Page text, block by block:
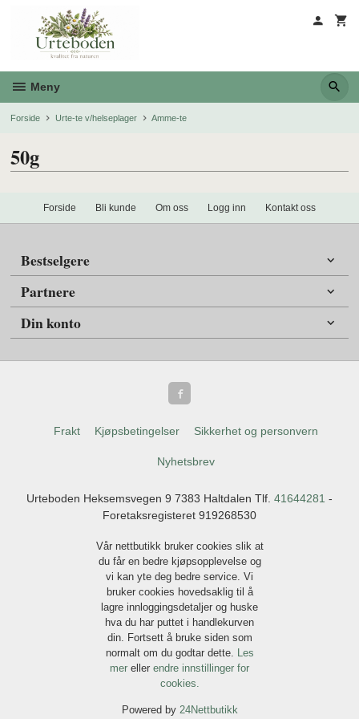
innholdet
Meny
Forside Urte-te v/helseplager Amme-te
50g
Forside Bli kunde Om oss Logg inn Kontakt oss
Bestselgere
Partnere
Din konto
Frakt Kjøpsbetingelser Sikkerhet og personvern
Nyhetsbrev
Urteboden Heksemsvegen 9 7383 Haltdalen Tlf. 41644281 -
Foretaksregisteret 919268530
Vår nettbutikk bruker cookies slik at
du får en bedre kjøpsopplevelse og
vi kan yte deg bedre service. Vi
bruker cookies hovedsaklig til å
lagre innloggingsdetaljer og huske
hva du har puttet i handlekurven
din. Fortsett å bruke siden som
normalt om du godtar dette.
Les
mer eller endre innstillinger for
cookies.
Powered by 24Nettbutikk